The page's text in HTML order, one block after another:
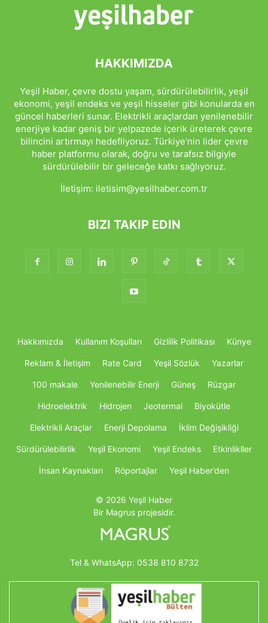
HAKKIMIZDA
Yeşil Haber, çevre dostu yaşam, sürdürülebilirlik, yeşil
ekonomi, yeşil endeks ve yeşil hisseler gibi konularda en
güncel haberleri sunar. Elektrikli araçlardan yenilenebilir
enerjiye kadar geniş bir yelpazede içerik üreterek çevre
bilincini artırmayı hedefliyoruz. Türkiye'nin lider çevre
haber platformu olarak, doğru ve tarafsız bilgiyle
sürdürülebilir bir geleceğe katkı sağlıyoruz.
İletişim: iletisim@yesilhaber.com.tr
BIZI TAKIP EDIN
Hakkımızda Kullanım Koşulları Gizlilik Politikası Künye
Reklam & İletişim Rate Card Yeşil Sözlük Yazarlar
100 makale Yenilenebilir Enerji Güneş Rüzgar
Hidroelektrik Hidrojen Jeotermal Biyokütle
Elektrikli Araçlar Enerji Depolama İklim Değişikliği
Sürdürülebilirlik Yeşil Ekonomi Yeşil Endeks Etkinlikller
İnsan Kaynakları Röportajlar Yeşil Haber’den
© 2026 Yeşil Haber
Bir Magrus projesidir.
Tel & WhatsApp: 0538 810 8732